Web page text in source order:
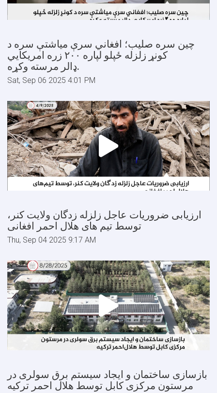
چین سره صلیب؛ افغاني سرې میاشتې سره د
کونړ زلزله ځپلو لپاره ٢٠٠ زره امريکايي
ډالر مرسته وکړه.
Sat, Sep 06 2025 4:01 PM
ارزیابی ضروریات عاجل زلزله زدگان ولایت کنر،
توسط تیم های هلال احمر افغانی
Thu, Sep 04 2025 9:17 AM
بازسازی ساختمان و ایجاد سیستم برق سولری در
مرستون مرکزی کابل توسط هلال احمر ترکیه